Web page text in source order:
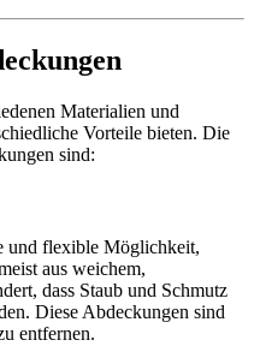
Materialien und
Vorteile bieten. Die
sind:
und flexible Möglichkeit,
aus weichem,
dass Staub und Schmutz
Diese Abdeckungen sind
entfernen.